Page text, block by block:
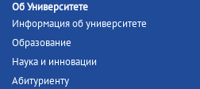
Об Университете
Информация об университете
Образование
Наука и инновации
Абитуриенту